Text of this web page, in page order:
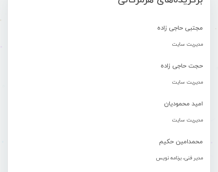
مجتبی حاجی زاده
مدیریت سایت
حجت حاجی زاده
مدیریت سایت
امید محمودیان
مدیریت سایت
محمدامین حکیم
مدیر فنی، برنامه نویس